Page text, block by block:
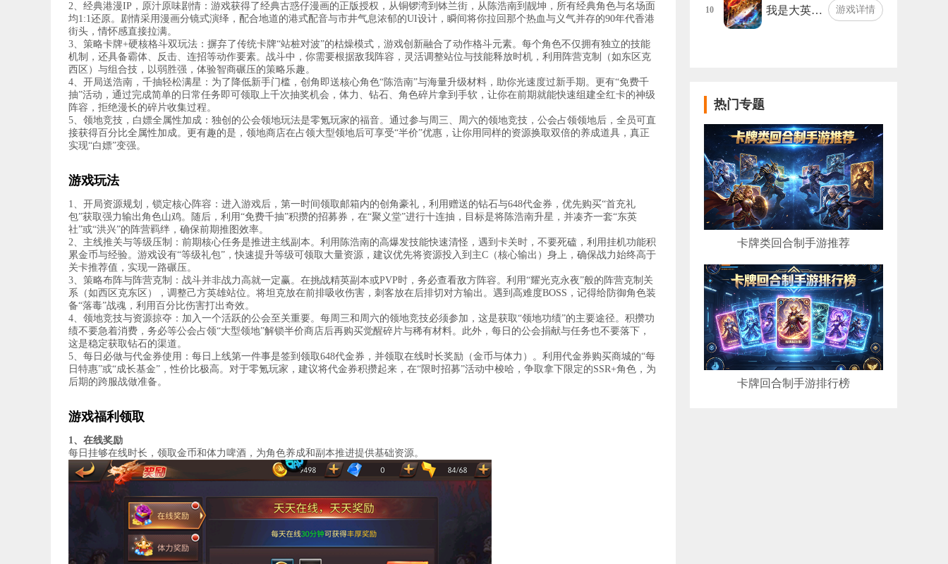
2、经典港漫IP，原汁原味剧情：游戏获得了经典古惑仔漫画的正版授权，从铜锣湾到钵兰街，从陈浩南到靓坤，所有经典角色与名场面
均1:1还原。剧情采用漫画分镜式演绎，配合地道的港式配音与市井气息浓郁的UI设计，瞬间将你拉回那个热血与义气并存的90年代香港
街头，情怀感直接拉满。
3、策略卡牌+硬核格斗双玩法：摒弃了传统卡牌“站桩对波”的枯燥模式，游戏创新融合了动作格斗元素。每个角色不仅拥有独立的技能
机制，还具备霸体、反击、连招等动作要素。战斗中，你需要根据敌我阵容，灵活调整站位与技能释放时机，利用阵营克制（如东区克
西区）与组合技，以弱胜强，体验智商碾压的策略乐趣。
4、开局送浩南，千抽轻松满星：为了降低新手门槛，创角即送核心角色“陈浩南”与海量升级材料，助你光速度过新手期。更有“免费千
抽”活动，通过完成简单的日常任务即可领取上千次抽奖机会，体力、钻石、角色碎片拿到手软，让你在前期就能快速组建全红卡的神级
阵容，拒绝漫长的碎片收集过程。
5、领地竞技，白嫖全属性加成：独创的公会领地玩法是零氪玩家的福音。通过参与周三、周六的领地竞技，公会占领领地后，全员可直
接获得百分比全属性加成。更有趣的是，领地商店在占领大型领地后可享受“半价”优惠，让你用同样的资源换取双倍的养成道具，真正
实现“白嫖”变强。
游戏玩法
1、开局资源规划，锁定核心阵容：进入游戏后，第一时间领取邮箱内的创角豪礼，利用赠送的钻石与648代金券，优先购买“首充礼
包”获取强力输出角色山鸡。随后，利用“免费千抽”积攒的招募券，在“聚义堂”进行十连抽，目标是将陈浩南升星，并凑齐一套“东英
社”或“洪兴”的阵营羁绊，确保前期推图效率。
2、主线推关与等级压制：前期核心任务是推进主线副本。利用陈浩南的高爆发技能快速清怪，遇到卡关时，不要死磕，利用挂机功能积
累金币与经验。游戏设有“等级礼包”，快速提升等级可领取大量资源，建议优先将资源投入到主C（核心输出）身上，确保战力始终高于
关卡推荐值，实现一路碾压。
3、策略布阵与阵营克制：战斗并非战力高就一定赢。在挑战精英副本或PVP时，务必查看敌方阵容。利用“耀光克永夜”般的阵营克制关
系（如西区克东区），调整己方英雄站位。将坦克放在前排吸收伤害，刺客放在后排切对方输出。遇到高难度BOSS，记得给防御角色装
备“落毒”战魂，利用百分比伤害打出奇效。
4、领地竞技与资源掠夺：加入一个活跃的公会至关重要。每周三和周六的领地竞技必须参加，这是获取“领地功绩”的主要途径。积攒功
绩不要急着消费，务必等公会占领“大型领地”解锁半价商店后再购买觉醒碎片与稀有材料。此外，每日的公会捐献与任务也不要落下，
这是稳定获取钻石的渠道。
5、每日必做与代金券使用：每日上线第一件事是签到领取648代金券，并领取在线时长奖励（金币与体力）。利用代金券购买商城的“每
日特惠”或“成长基金”，性价比极高。对于零氪玩家，建议将代金券积攒起来，在“限时招募”活动中梭哈，争取拿下限定的SSR+角色，为
后期的跨服战做准备。
游戏福利领取
1、在线奖励
每日挂够在线时长，领取金币和体力啤酒，为角色养成和副本推进提供基础资源。
10 我是大英… 游戏详情
热门专题
卡牌类回合制手游推荐
卡牌回合制手游排行榜